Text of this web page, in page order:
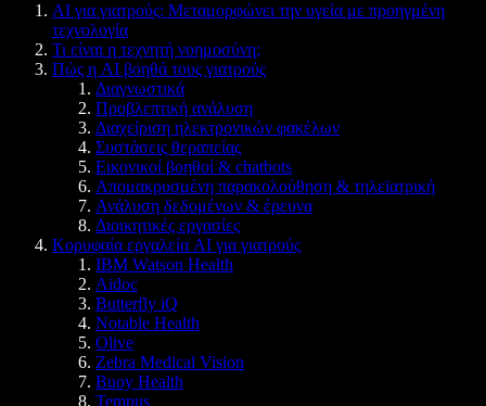
AI για γιατρούς: Μεταμορφώνει την υγεία με προηγμένη
τεχνολογία
Τι είναι η τεχνητή νοημοσύνη;
Πώς η AI βοηθά τους γιατρούς
Διαγνωστικά
Προβλεπτική ανάλυση
Διαχείριση ηλεκτρονικών φακέλων
Συστάσεις θεραπείας
Εικονικοί βοηθοί & chatbots
Απομακρυσμένη παρακολούθηση & τηλεϊατρική
Ανάλυση δεδομένων & έρευνα
Διοικητικές εργασίες
Κορυφαία εργαλεία AI για γιατρούς
IBM Watson Health
Aidoc
Butterfly iQ
Notable Health
Olive
Zebra Medical Vision
Buoy Health
Tempus